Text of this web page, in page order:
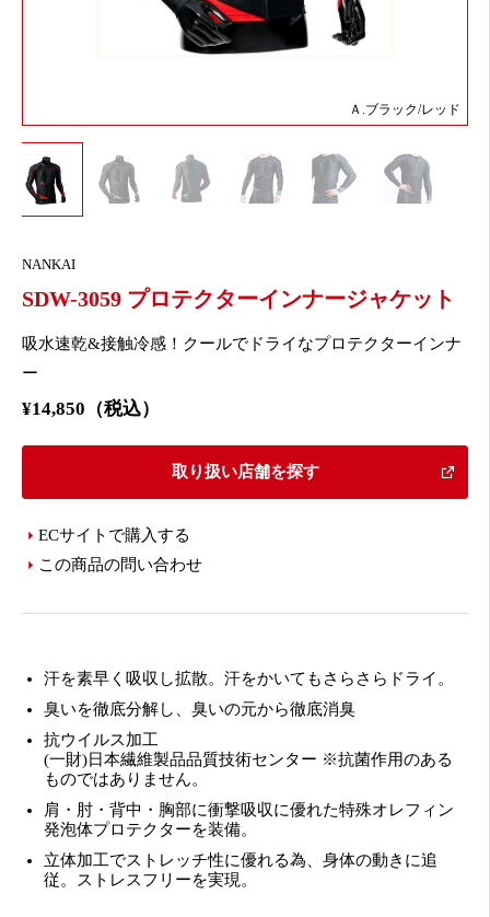
Ａ.ブラック/レッド
NANKAI
SDW-3059 プロテクターインナージャケット
吸水速乾&接触冷感！クールでドライなプロテクターインナ
ー
¥14,850（税込）
取り扱い店舗を探す
ECサイトで購入する
この商品の問い合わせ
汗を素早く吸収し拡散。汗をかいてもさらさらドライ。
臭いを徹底分解し、臭いの元から徹底消臭
抗ウイルス加工
(一財)日本繊維製品品質技術センター ※抗菌作用のある
ものではありません。
肩・肘・背中・胸部に衝撃吸収に優れた特殊オレフィン
発泡体プロテクターを装備。
立体加工でストレッチ性に優れる為、身体の動きに追
従。ストレスフリーを実現。